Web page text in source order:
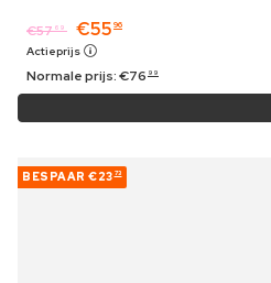
€57 69 €55 96
Actieprijs
Normale prijs:€76 99
BESPAAR €23 73